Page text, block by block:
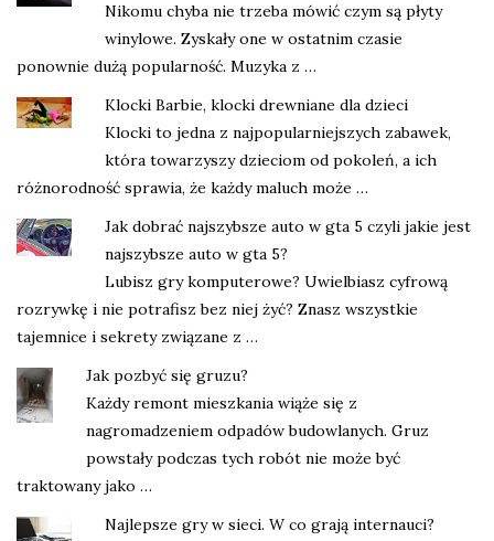
Nikomu chyba nie trzeba mówić czym są płyty
winylowe. Zyskały one w ostatnim czasie
ponownie dużą popularność. Muzyka z …
Klocki Barbie, klocki drewniane dla dzieci
Klocki to jedna z najpopularniejszych zabawek,
która towarzyszy dzieciom od pokoleń, a ich
różnorodność sprawia, że każdy maluch może …
Jak dobrać najszybsze auto w gta 5 czyli jakie jest
najszybsze auto w gta 5?
Lubisz gry komputerowe? Uwielbiasz cyfrową
rozrywkę i nie potrafisz bez niej żyć? Znasz wszystkie
tajemnice i sekrety związane z …
Jak pozbyć się gruzu?
Każdy remont mieszkania wiąże się z
nagromadzeniem odpadów budowlanych. Gruz
powstały podczas tych robót nie może być
traktowany jako …
Najlepsze gry w sieci. W co grają internauci?